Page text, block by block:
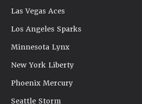
Las Vegas Aces
Los Angeles Sparks
Minnesota Lynx
New York Liberty
Phoenix Mercury
Seattle Storm